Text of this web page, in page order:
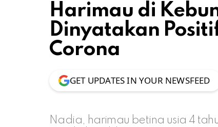
Harimau di
Dinyatakan
Corona
GET UPDATES IN YOUR NEWSFEED
Nadia, harimau betina usia 4